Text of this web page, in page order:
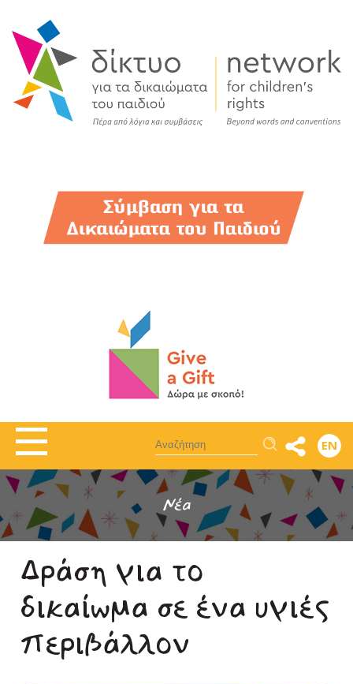
Αναζήτηση EN
Νέα
Δράση για το
δικαίωμα σε ένα υγιές
περιβάλλον